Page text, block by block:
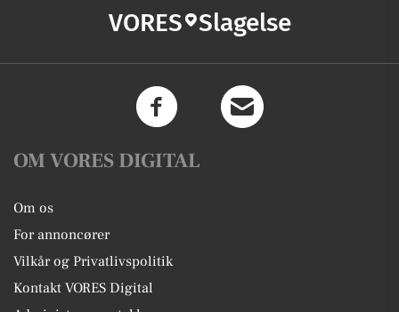
VORES Slagelse
OM VORES DIGITAL
Om os
For annoncører
Vilkår og Privatlivspolitik
Kontakt VORES Digital